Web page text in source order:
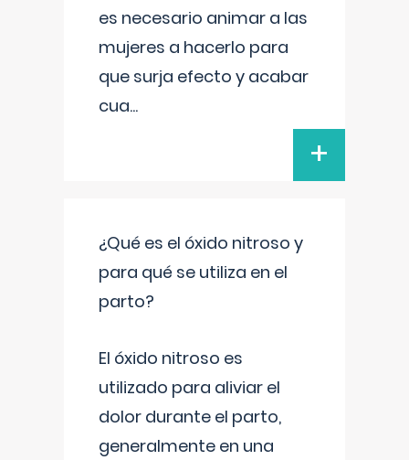
es necesario animar a las
mujeres a hacerlo para
que surja efecto y acabar
cua...
+
¿Qué es el óxido nitroso y
para qué se utiliza en el
parto?
El óxido nitroso es
utilizado para aliviar el
dolor durante el parto,
generalmente en una